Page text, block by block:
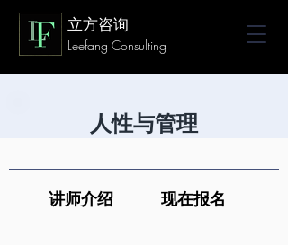
立方咨询
Leefang Consulting
讲师介绍 现在报名
人性与管理